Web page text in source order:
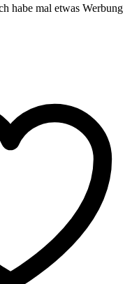
habe mal etwas Werbung